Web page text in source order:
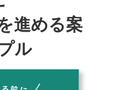
進める案
ル